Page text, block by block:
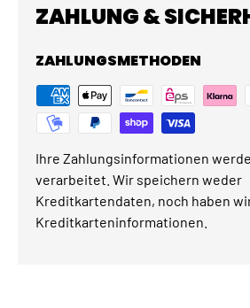
ZAHLUNG &
ZAHLUNGSMETHODEN
Ihre Zahlungsinformationen
verarbeitet. Wir speichern weder
Kreditkartendaten, noch haben
Kreditkarteninformationen.